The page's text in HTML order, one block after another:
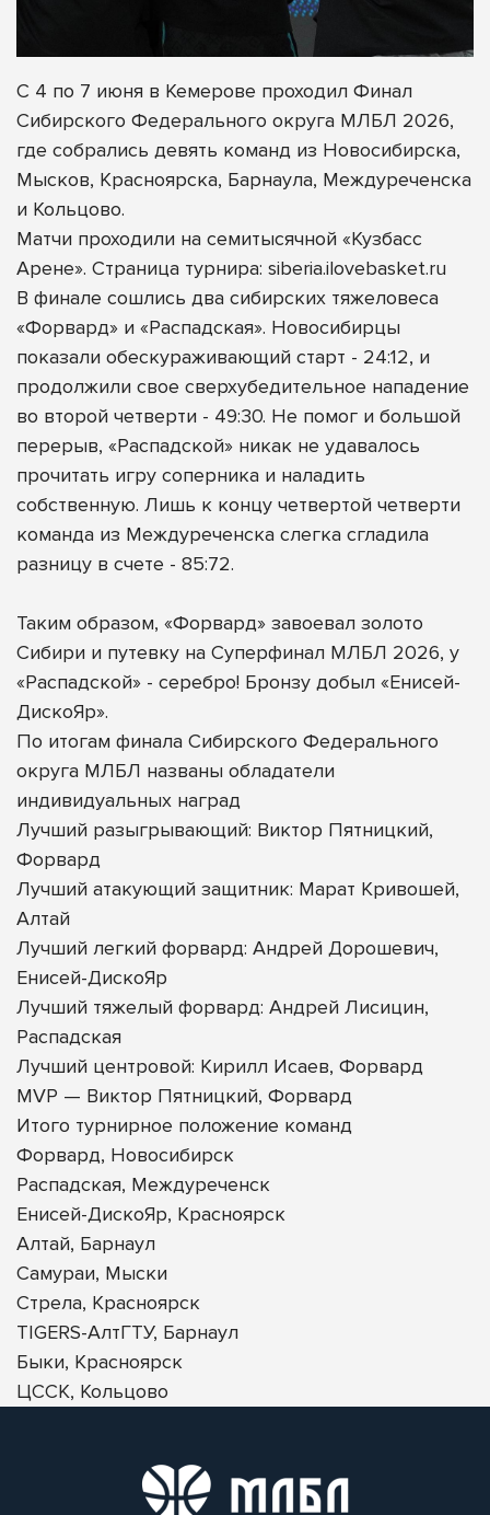
С 4 по 7 июня в Кемерове проходил Финал
Сибирского Федерального округа МЛБЛ 2026,
где собрались девять команд из Новосибирска,
Мысков, Красноярска, Барнаула, Междуреченска
и Кольцово.
Матчи проходили на семитысячной «Кузбасс
Арене». Страница турнира: siberia.ilovebasket.ru
В финале сошлись два сибирских тяжеловеса
«Форвард» и «Распадская». Новосибирцы
показали обескураживающий старт - 24:12, и
продолжили свое сверхубедительное нападение
во второй четверти - 49:30. Не помог и большой
перерыв, «Распадской» никак не удавалось
прочитать игру соперника и наладить
собственную. Лишь к концу четвертой четверти
команда из Междуреченска слегка сгладила
разницу в счете - 85:72.
Таким образом, «Форвард» завоевал золото
Сибири и путевку на Суперфинал МЛБЛ 2026, у
«Распадской» - серебро! Бронзу добыл «Енисей-
ДискоЯр».
По итогам финала Сибирского Федерального
округа МЛБЛ названы обладатели
индивидуальных наград
Лучший разыгрывающий: Виктор Пятницкий,
Форвард
Лучший атакующий защитник: Марат Кривошей,
Алтай
Лучший легкий форвард: Андрей Дорошевич,
Енисей-ДискоЯр
Лучший тяжелый форвард: Андрей Лисицин,
Распадская
Лучший центровой: Кирилл Исаев, Форвард
MVP — Виктор Пятницкий, Форвард
Итого турнирное положение команд
Форвард, Новосибирск
Распадская, Междуреченск
Енисей-ДискоЯр, Красноярск
Алтай, Барнаул
Самураи, Мыски
Стрела, Красноярск
TIGERS-АлтГТУ, Барнаул
Быки, Красноярск
ЦССК, Кольцово